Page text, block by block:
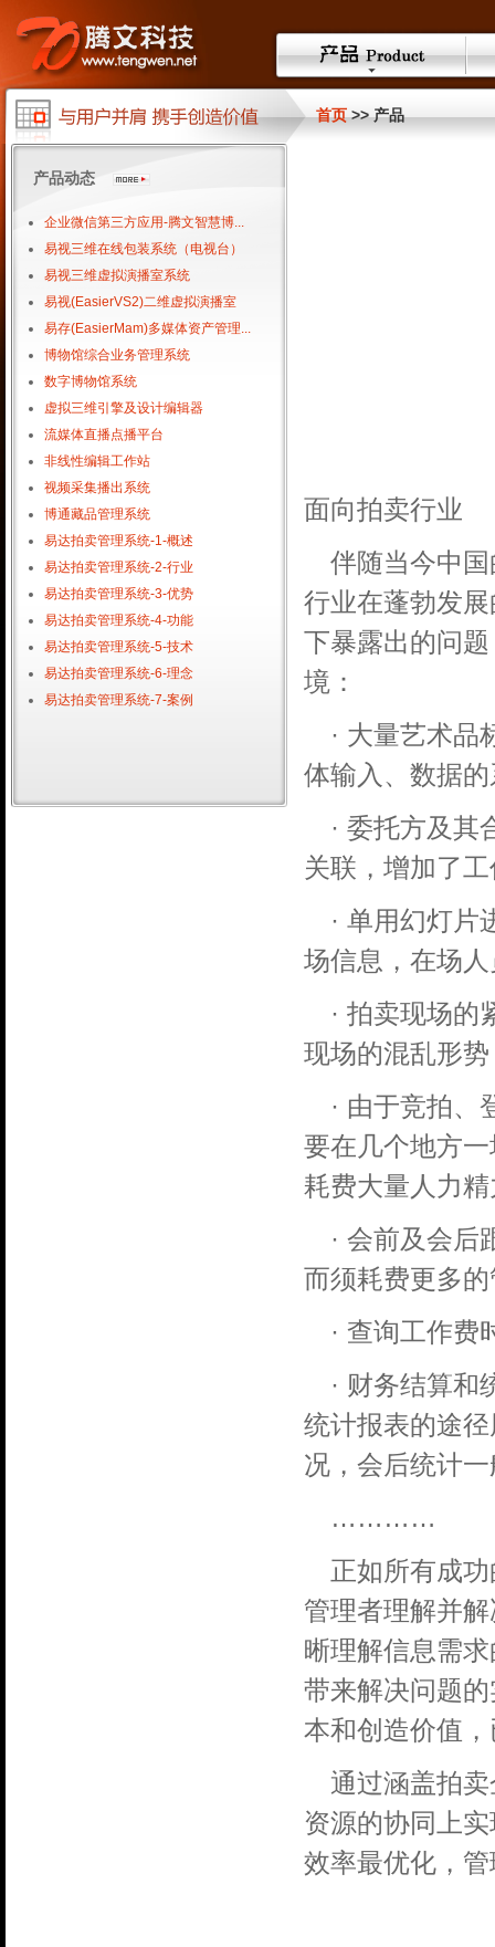
首页>> 产品
产品动态
企业微信第三方应用-腾文智慧博...
易视三维在线包装系统（电视台）
易视三维虚拟演播室系统
易视(EasierVS2)二维虚拟演播室
易存(EasierMam)多媒体资产管理...
博物馆综合业务管理系统
数字博物馆系统
虚拟三维引擎及设计编辑器
流媒体直播点播平台
非线性编辑工作站
视频采集播出系统
博通藏品管理系统
易达拍卖管理系统-1-概述
易达拍卖管理系统-2-行业
易达拍卖管理系统-3-优势
易达拍卖管理系统-4-功能
易达拍卖管理系统-5-技术
易达拍卖管理系统-6-理念
易达拍卖管理系统-7-案例
面向拍卖行业
伴随当今中
行业在蓬勃发
下暴露出的问
境：
· 大量艺术品
体输入、数据
· 委托方及其
关联，增加了
· 单用幻灯片
场信息，在场
· 拍卖现场的
现场的混乱形
· 由于竞拍、
要在几个地方
耗费大量人力
· 会前及会后
而须耗费更多
· 查询工作费
· 财务结算和
统计报表的途
况，会后统计
…………
正如所有成
管理者理解并
晰理解信息需
带来解决问题
本和创造价值
通过涵盖拍
资源的协同上
效率最优化，